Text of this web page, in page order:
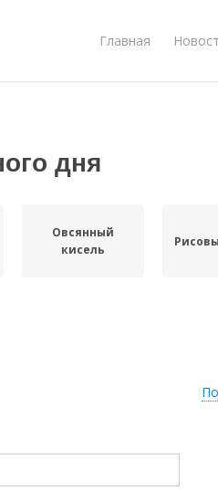
Главная
дня
Овсянный
кисель